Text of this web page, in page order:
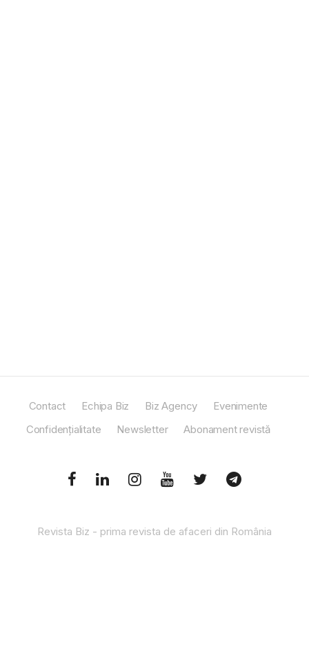
Contact Echipa Biz Biz Agency
Evenimente
Confidențialitate
Newsletter Abonament revistă
Revista Biz - prima revista de afaceri din România